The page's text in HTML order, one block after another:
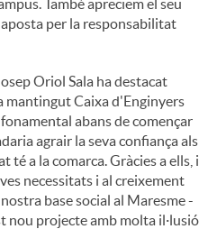
per la responsabilitat
Oriol Sala ha destacat
mantingut Caixa d'Enginyers
abans de començar
agrair la seva confiança als
té a la comarca. Gràcies a ells, i
necessitats i al creixement
base social al Maresme -
nou projecte amb molta il·lusió